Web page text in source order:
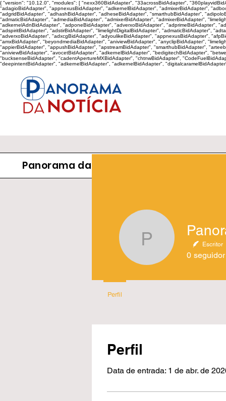
{ "version": "10.12.0", "modules": [ "nexx360BidAdapter", "33acrossBidAdapter",
"adagioBidAdapter", "appnexusBidAdapter", "adkernelBidAdapter", "admixerBidAdapter",
"adgridBidAdapter", "adhashBidAdapter", "adheseBidAdapter", "smarthubBidAdapter",
"admaticBidAdapter", "admediaBidAdapter", "admixerBidAdapter", "admixerBidAdapter",
"adkernelAdnBidAdapter", "adponeBidAdapter", "adverxoBidAdapter", "adprimeBidAdapter",
"adspiritBidAdapter", "adstirBidAdapter", "limelightDigitalBidAdapter", "admaticBidAdapter",
"adverxoBidAdapter", "adxcgBidAdapter", "adyoulikeBidAdapter", "appnexusBidAdapter",
"amxBidAdapter", "beyondmediaBidAdapter", "aniviewBidAdapter", "anyclipBidAdapter",
"appierBidAdapter", "appushBidAdapter", "apstreamBidAdapter", "smarthubBidAdapter",
"aniviewBidAdapter", "avocetBidAdapter", "adkernelBidAdapter", "bedigitechBidAdapter",
"bucksenseBidAdapter", "cadentApertureMXBidAdapter", "chtnwBidAdapter",
"deepintentBidAdapter", "adkernelBidAdapter", "adkernelBidAdapter",
Panorama da Notícia
Perfil
Data de entrada: 1 de abr. de
Escritor
0 seguidor
Perfil